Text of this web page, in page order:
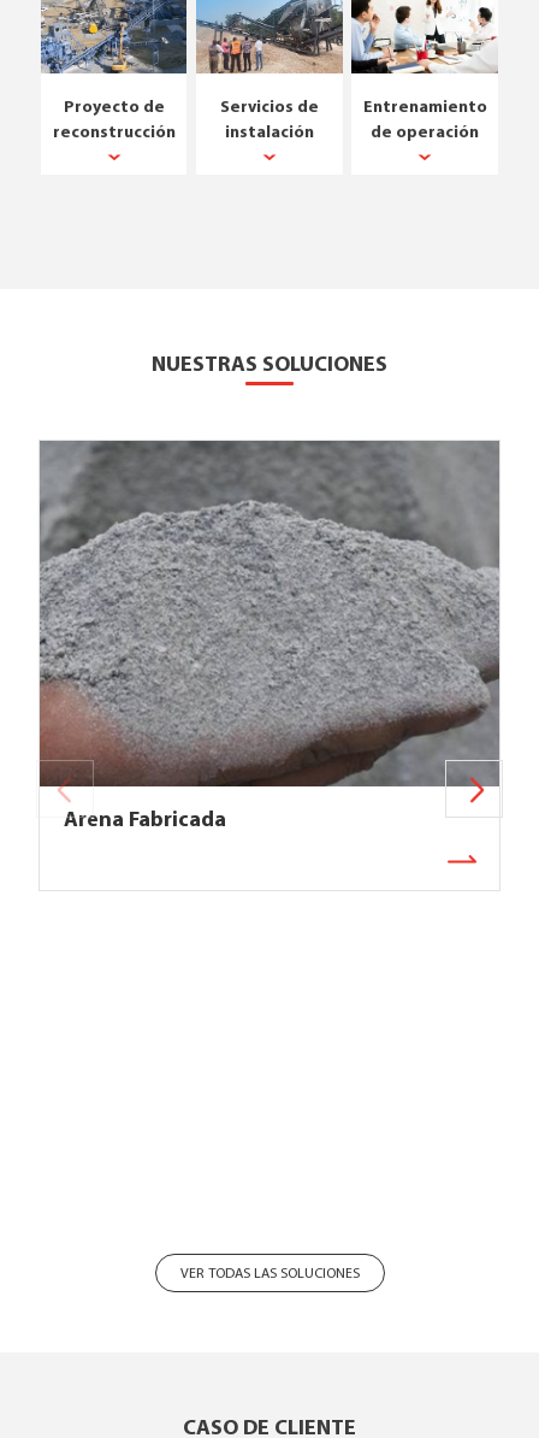
Proyecto de
reconstrucción
Servicios de
instalación
Entrenamiento
de operación
NUESTRAS SOLUCIONES
Arena Fabricada
VER TODAS LAS SOLUCIONES
CASO DE CLIENTE